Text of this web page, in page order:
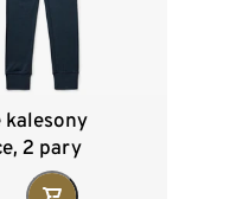
kalesony
2 pary